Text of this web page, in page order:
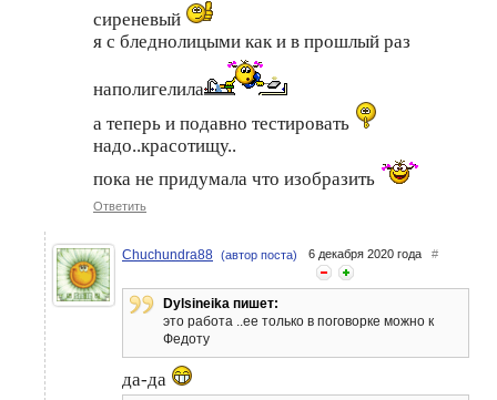
сиреневый
я с бледнолицыми как и в прошлый раз
наполигелила
а теперь и подавно тестировать
надо..красотищу..
пока не придумала что изобразить
Ответить
Chuchundra88 (автор поста) 6 декабря 2020 года #
Dylsineika пишет:
это работа ..ее только в поговорке можно к
Федоту
да-да